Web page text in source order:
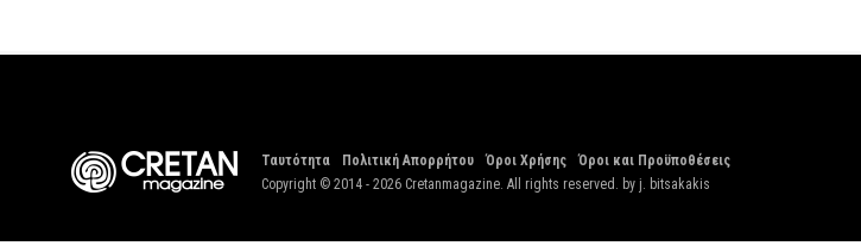
Ταυτότητα Πολιτική Απορρήτου Όροι Χρήσης
Όροι και Προϋποθέσεις
Copyright © 2014 - 2026 Cretanmagazine. All rights reserved. by j. bitsakakis